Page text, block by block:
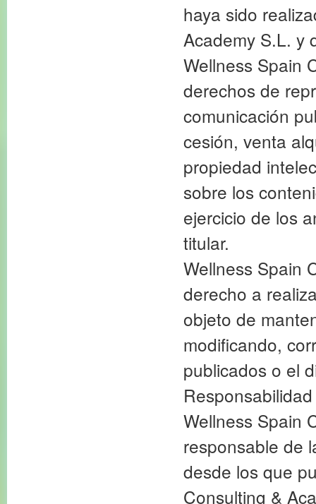
haya sido
Academy S.L. y
Wellness Spain
derechos de
comunicación
cesión, venta
propiedad
sobre los
ejercicio de los
titular.
Wellness Spain
derecho a
objeto de
modificando,
publicados o el
Wellness Spain
responsable de
desde los que
Consulting &